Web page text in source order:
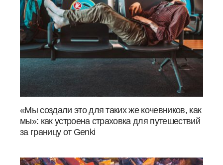
«Мы создали это для таких же кочевников, как
мы»: как устроена страховка для путешествий
за границу от Genki